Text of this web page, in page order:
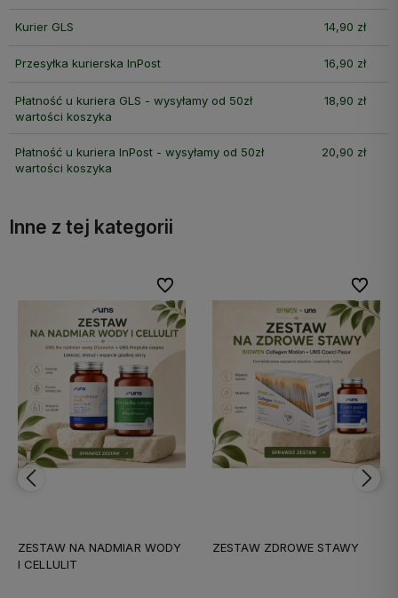
Kurier GLS 14,90 zł
Przesyłka kurierska InPost 16,90 zł
Płatność u kuriera GLS - wysyłamy od 50zł
wartości koszyka
18,90 zł
Płatność u kuriera InPost - wysyłamy od 50zł
wartości koszyka
20,90 zł
Inne z tej kategorii
ZESTAW NA NADMIAR WODY
I CELLULIT
Do ulubionych
Do ulubionych
ZESTAW ZDROWE STAWY
Do
Do